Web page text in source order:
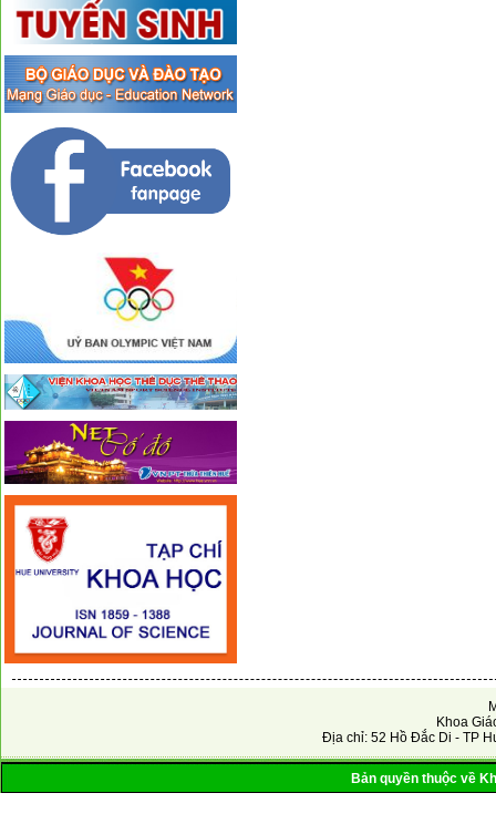
Khoa
Địa chỉ: 52 Hồ Đắc Di - TP
Bản quyền thuộc về